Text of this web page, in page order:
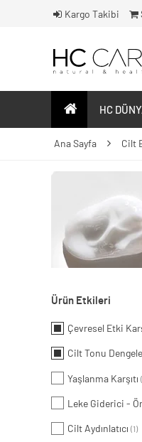
Kargo Takibi
HC
Ana Sayfa Cilt
Ürün Etkileri
Çevresel Etki
Cilt Tonu
Yaşlanma Karşıtı
Leke Giderici -
Cilt Aydınlatıcı (1)